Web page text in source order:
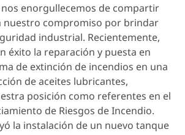
nos enorgullecemos de compartir
nuestro compromiso por brindar
industrial. Recientemente,
éxito la reparación y puesta en
de extinción de incendios en una
de aceites lubricantes,
posición como referentes en el
de Riesgos de Incendio.
la instalación de un nuevo tanque